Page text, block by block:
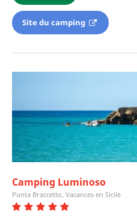
Site du camping
Camping Luminoso
Punta Braccetto, Vacances en Sicile